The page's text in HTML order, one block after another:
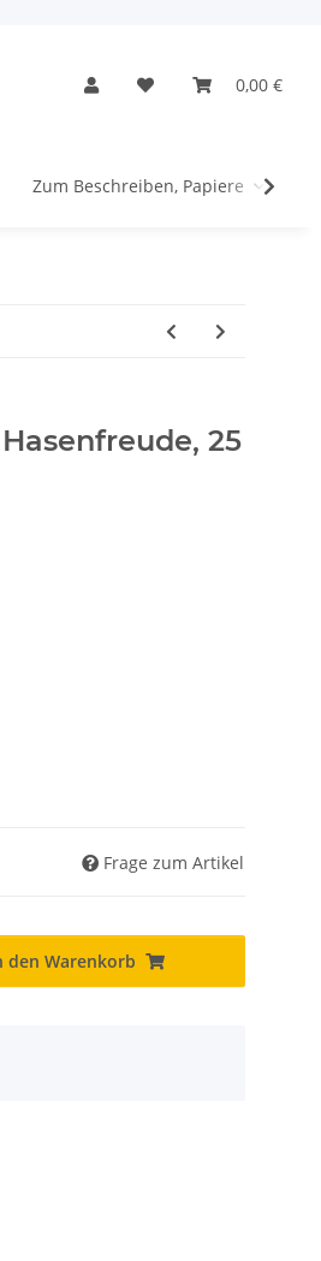
0,00 €
Zum Beschreiben, Papiere
25
Frage zum Artikel
den Warenkorb